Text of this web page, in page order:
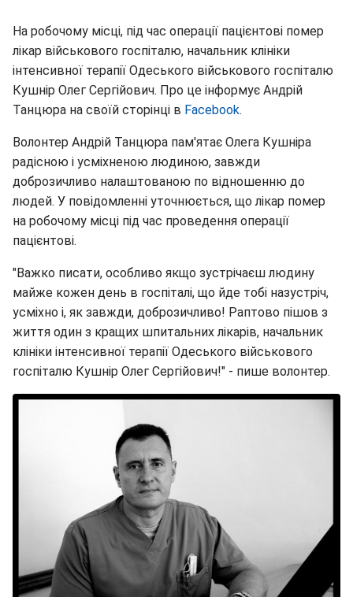
На робочому місці, під час операції пацієнтові помер
лікар військового госпіталю, начальник клініки
інтенсивної терапії Одеського військового госпіталю
Кушнір Олег Сергійович. Про це інформує Андрій
Танцюра на своїй сторінці в Facebook.
Волонтер Андрій Танцюра пам'ятає Олега Кушніра
радісною і усміхненою людиною, завжди
доброзичливо налаштованою по відношенню до
людей. У повідомленні уточнюється, що лікар помер
на робочому місці під час проведення операції
пацієнтові.
"Важко писати, особливо якщо зустрічаєш людину
майже кожен день в госпіталі, що йде тобі назустріч,
усміхно і, як завжди, доброзичливо! Раптово пішов з
життя один з кращих шпитальних лікарів, начальник
клініки інтенсивної терапії Одеського військового
госпіталю Кушнір Олег Сергійович!" - пише волонтер.